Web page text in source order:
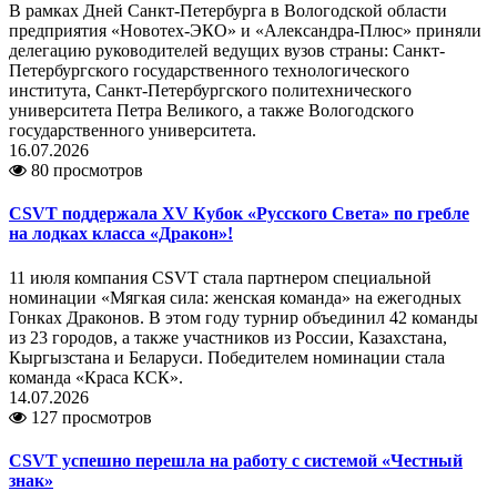
В рамках Дней Санкт-Петербурга в Вологодской области
предприятия «Новотех-ЭКО» и «Александра-Плюс» приняли
делегацию руководителей ведущих вузов страны: Санкт-
Петербургского государственного технологического
института, Санкт-Петербургского политехнического
университета Петра Великого, а также Вологодского
государственного университета.
16.07.2026
80 просмотров
CSVT поддержала XV Кубок «Русского Света» по гребле
на лодках класса «Дракон»!
11 июля компания CSVT стала партнером специальной
номинации «Мягкая сила: женская команда» на ежегодных
Гонках Драконов. В этом году турнир объединил 42 команды
из 23 городов, а также участников из России, Казахстана,
Кыргызстана и Беларуси. Победителем номинации стала
команда «Краса КСК».
14.07.2026
127 просмотров
CSVT успешно перешла на работу с системой «Честный
знак»